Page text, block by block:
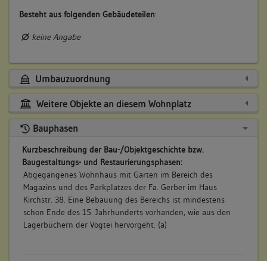
Besteht aus folgenden Gebäudeteilen:
keine Angabe
Umbauzuordnung
Weitere Objekte an diesem Wohnplatz
Bauphasen
Kurzbeschreibung der Bau-/Objektgeschichte bzw.
Baugestaltungs- und Restaurierungsphasen:
Abgegangenes Wohnhaus mit Garten im Bereich des
Magazins und des Parkplatzes der Fa. Gerber im Haus
Kirchstr. 38. Eine Bebauung des Bereichs ist mindestens
schon Ende des 15. Jahrhunderts vorhanden, wie aus den
Lagerbüchern der Vogtei hervorgeht. (a)